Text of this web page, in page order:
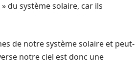
du système solaire, car ils
de notre système solaire et peut-
notre ciel est donc une